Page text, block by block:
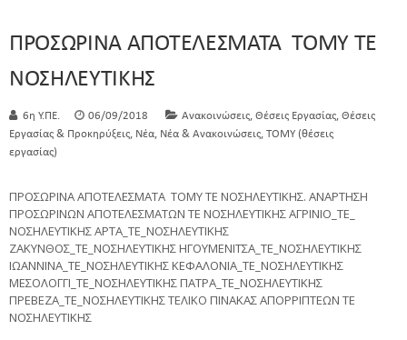
ΠΡΟΣΩΡΙΝΑ ΑΠΟΤΕΛΕΣΜΑΤΑ ΤΟΜΥ ΤΕ
ΝΟΣΗΛΕΥΤΙΚΗΣ
6η Υ.ΠΕ. 06/09/2018 Ανακοινώσεις, Θέσεις Εργασίας, Θέσεις
Εργασίας & Προκηρύξεις, Νέα, Νέα & Ανακοινώσεις, ΤΟΜΥ (θέσεις
εργασίας)
ΠΡΟΣΩΡΙΝΑ ΑΠΟΤΕΛΕΣΜΑΤΑ ΤΟΜΥ ΤΕ ΝΟΣΗΛΕΥΤΙΚΗΣ. ΑΝΑΡΤΗΣΗ
ΠΡΟΣΩΡΙΝΩΝ ΑΠΟΤΕΛΕΣΜΑΤΩΝ ΤΕ ΝΟΣΗΛΕΥΤΙΚΗΣ ΑΓΡΙΝΙΟ_ΤΕ_
ΝΟΣΗΛΕΥΤΙΚΗΣ ΑΡΤΑ_ΤΕ_ΝΟΣΗΛΕΥΤΙΚΗΣ
ΖΑΚΥΝΘΟΣ_ΤΕ_ΝΟΣΗΛΕΥΤΙΚΗΣ ΗΓΟΥΜΕΝΙΤΣΑ_ΤΕ_ΝΟΣΗΛΕΥΤΙΚΗΣ
ΙΩΑΝΝΙΝΑ_ΤΕ_ΝΟΣΗΛΕΥΤΙΚΗΣ ΚΕΦΑΛΟΝΙΑ_ΤΕ_ΝΟΣΗΛΕΥΤΙΚΗΣ
ΜΕΣΟΛΟΓΓΙ_ΤΕ_ΝΟΣΗΛΕΥΤΙΚΗΣ ΠΑΤΡΑ_ΤΕ_ΝΟΣΗΛΕΥΤΙΚΗΣ
ΠΡΕΒΕΖΑ_ΤΕ_ΝΟΣΗΛΕΥΤΙΚΗΣ ΤΕΛΙΚΟ ΠΙΝΑΚΑΣ ΑΠΟΡΡΙΠΤΕΩΝ ΤΕ
ΝΟΣΗΛΕΥΤΙΚΗΣ